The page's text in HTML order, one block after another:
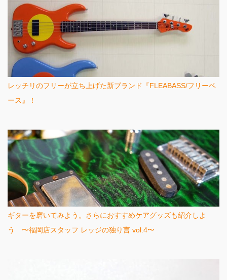
レッチリのフリーが立ち上げた新ブランド『FLEABASS/フリーベ
ース』！
ギターを磨いてみよう。さらにおすすめケアグッズも紹介しよ
う 〜福岡店スタッフ レッジの独り言 vol.4〜